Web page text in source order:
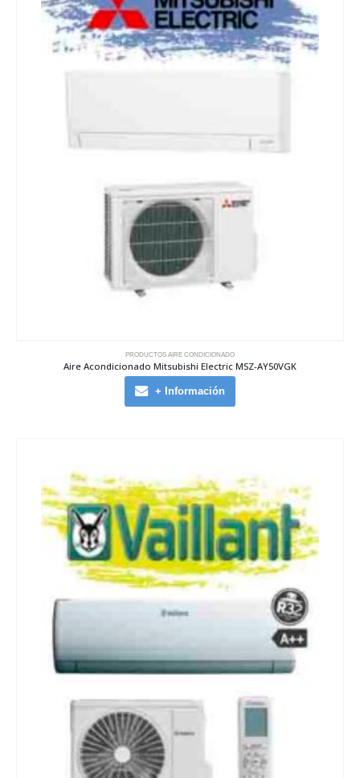
PRODUCTOS AIRE CONDICIONADO
Aire Acondicionado Mitsubishi Electric MSZ-AY50VGK
+ Información